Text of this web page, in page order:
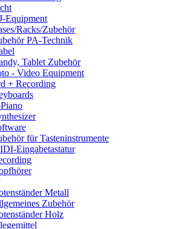
Equipment
Racks/Zubehör
PA-Technik
Tablet Zubehör
- Video Equipment
+ Recording
für Tasteninstrumente
Eingabetastatur
Metall
Zubehör
Holz